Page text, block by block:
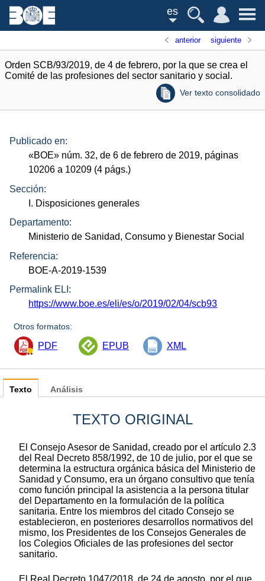
es
anterior siguiente
Orden SCB/93/2019, de 4 de febrero, por la que se crea el
Comité de las profesiones del sector sanitario y social.
Ver texto consolidado
Publicado en:
«BOE» núm. 32, de 6 de febrero de 2019, páginas
10206 a 10209 (4 págs.)
Sección:
I. Disposiciones generales
Departamento:
Ministerio de Sanidad, Consumo y Bienestar Social
Referencia:
BOE-A-2019-1539
Permalink ELI:
https://www.boe.es/eli/es/o/2019/02/04/scb93
Otros formatos:
PDF EPUB XML
Texto
TEXTO ORIGINAL
El Consejo Asesor de Sanidad, creado por el artículo 2.3
del Real Decreto 858/1992, de 10 de julio, por el que se
determina la estructura orgánica básica del Ministerio de
Sanidad y Consumo, era un órgano consultivo que tenía
como función principal la asistencia a la persona titular
del Departamento en la formulación de la política
sanitaria. Entre los miembros del citado Consejo se
establecieron, en posteriores desarrollos normativos del
mismo, los Presidentes de los Consejos Generales de
los Colegios Oficiales de las profesiones del sector
sanitario.
El Real Decreto 1047/2018, de 24 de agosto, por el que
Análisis